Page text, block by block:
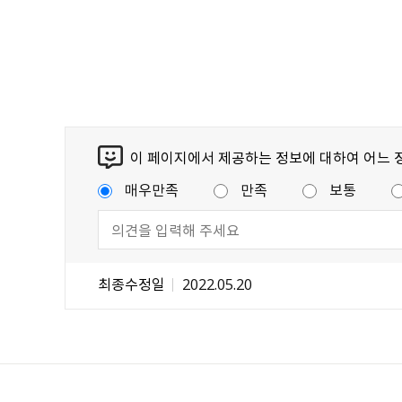
이 페이지에서 제공하는 정보에 대하여 어느
매우만족
만족 보통
최종수정일 2022.05.20